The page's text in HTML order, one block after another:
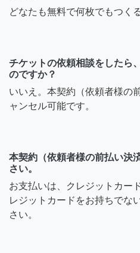
どなたも無料で何枚でもつく
チケットの依頼相談をしたら
のですか？
いいえ。本契約（依頼者様の
ャンセル可能です。
本契約（依頼者様の前払い決
さい。
お支払いは、クレジットカー
レジットカードをお持ちでな
さい。